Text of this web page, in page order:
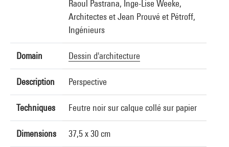
Raoul Pastrana, Inge-Lise Weeke,
Architectes et Jean Prouvé et Pétroff,
Ingénieurs
Domain Dessin d'architecture
Description Perspective
Techniques Feutre noir sur calque collé sur papier
Dimensions 37,5 x 30 cm